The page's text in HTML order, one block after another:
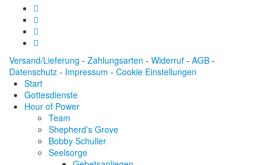
Versand/Lieferung - Zahlungsarten - Widerruf - AGB -
Datenschutz - Impressum - Cookie Einstellungen
Start
Gottesdienste
Hour of Power
Team
Shepherd’s Grove
Bobby Schuller
Seelsorge